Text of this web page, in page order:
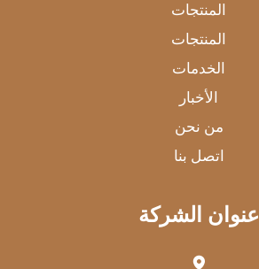
المنتجات
المنتجات
الخدمات
الأخبار
من نحن
اتصل بنا
عنوان الشركة